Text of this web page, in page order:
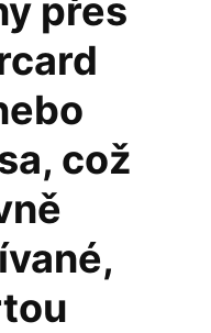
přes
což